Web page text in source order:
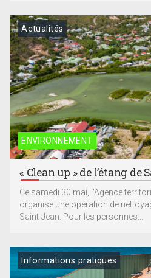
ENVIRONNEMENT
Actualités
« Clean up » de l’étang de
Ce samedi 30 mai, l’Agence
organise une opération de
Saint-Jean. Pour les personnes...
Informations pratiques